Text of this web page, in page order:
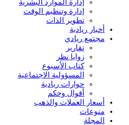
إدارة الموارد البشرية
إدارة وتنظيم الوقت
تطوير الذات
أخبار ريادية
مجتمع ريادي
تقارير
زوايا نظر
كتاب الأسبوع
المسؤولية الاجتماعية
حوارات ريادية
أقوال وحكم
أسعار العملات والذهب
منوعات
المجلة